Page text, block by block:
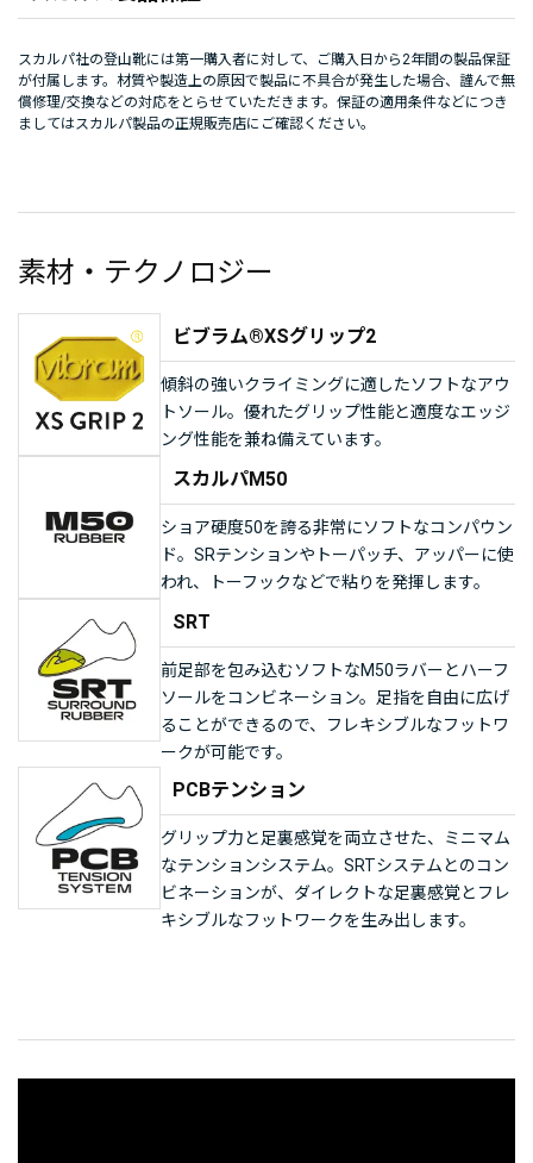
スカルパ社の登山靴には第一購入者に対して、ご購入日から2年間の製品保証
が付属します。材質や製造上の原因で製品に不具合が発生した場合、謹んで無
償修理/交換などの対応をとらせていただきます。保証の適用条件などにつき
ましてはスカルパ製品の正規販売店にご確認ください。
素材・テクノロジー
ビブラム®XSグリップ2
傾斜の強いクライミングに適したソフトなアウ
トソール。優れたグリップ性能と適度なエッジ
ング性能を兼ね備えています。
スカルパM50
ショア硬度50を誇る非常にソフトなコンパウン
ド。SRテンションやトーパッチ、アッパーに使
われ、トーフックなどで粘りを発揮します。
SRT
前足部を包み込むソフトなM50ラバーとハーフ
ソールをコンビネーション。足指を自由に広げ
ることができるので、フレキシブルなフットワ
ークが可能です。
PCBテンション
グリップ力と足裏感覚を両立させた、ミニマム
なテンションシステム。SRTシステムとのコン
ビネーションが、ダイレクトな足裏感覚とフレ
キシブルなフットワークを生み出します。